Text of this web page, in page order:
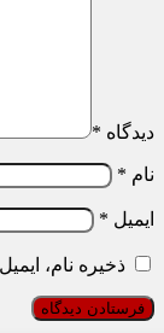
دیدگاه *
نام *
ایمیل *
ذخیره نام،